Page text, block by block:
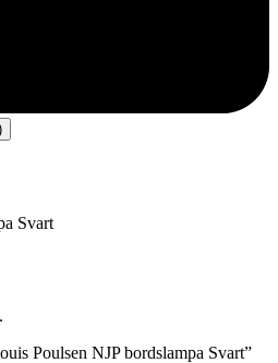
Svart
Poulsen NJP bordslampa Svart”